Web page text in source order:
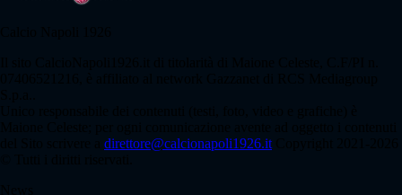
direttore@calcionapoli1926.it